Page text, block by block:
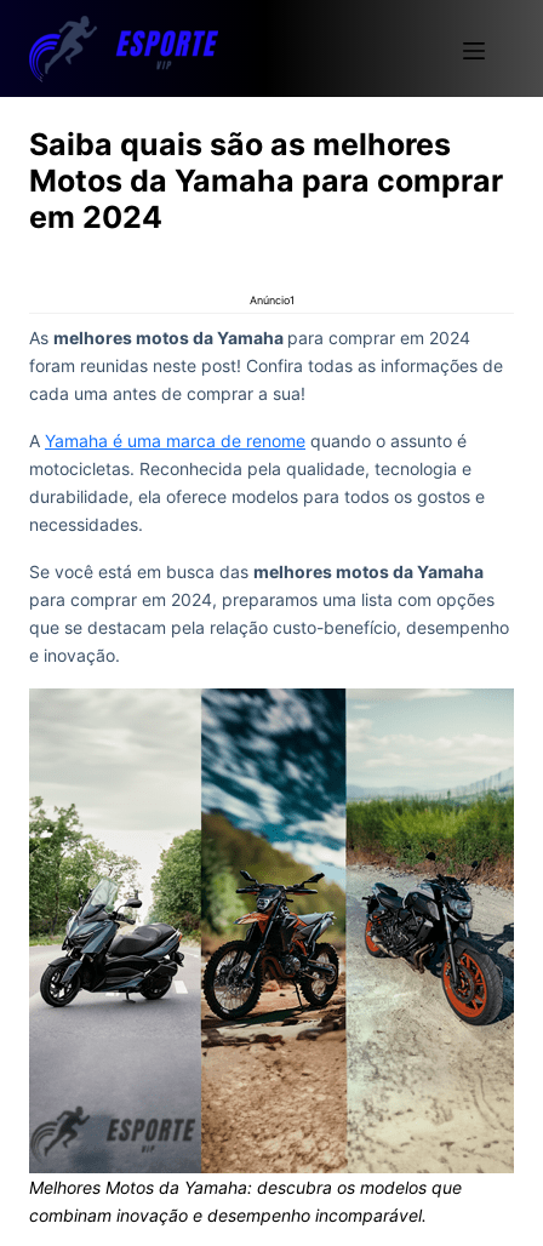
Saiba quais são as melhores
Motos da Yamaha para comprar
em 2024
Anúncio1
As melhores motos da Yamaha para comprar em 2024
foram reunidas neste post! Confira todas as informações de
cada uma antes de comprar a sua!
A Yamaha é uma marca de renome quando o assunto é
motocicletas. Reconhecida pela qualidade, tecnologia e
durabilidade, ela oferece modelos para todos os gostos e
necessidades.
Se você está em busca das melhores motos da Yamaha
para comprar em 2024, preparamos uma lista com opções
que se destacam pela relação custo-benefício, desempenho
e inovação.
Melhores Motos da Yamaha: descubra os modelos que
combinam inovação e desempenho incomparável.